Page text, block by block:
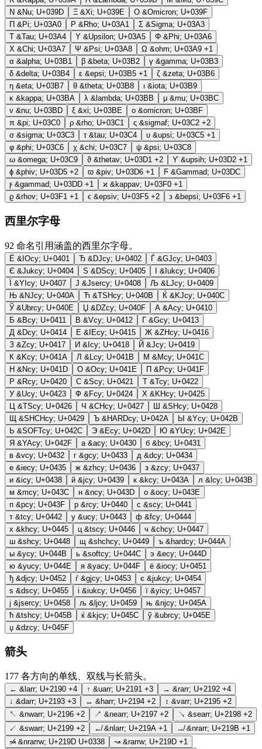
Ν &Nu; U+039D Ξ &Xi; U+039E Ο &Omicron; U+039F
Π &Pi; U+03A0 Ρ &Rho; U+03A1 Σ &Sigma; U+03A3
Τ &Tau; U+03A4 Υ &Upsilon; U+03A5 Φ &Phi; U+03A6
Χ &Chi; U+03A7 Ψ &Psi; U+03A8 Ω &ohm; U+03A9 +1
α &alpha; U+03B1 β &beta; U+03B2 γ &gamma; U+03B3
δ &delta; U+03B4 ε &epsi; U+03B5 +1 ζ &zeta; U+03B6
η &eta; U+03B7 θ &theta; U+03B8 ι &iota; U+03B9
κ &kappa; U+03BA λ &lambda; U+03BB μ &mu; U+03BC
ν &nu; U+03BD ξ &xi; U+03BE ο &omicron; U+03BF
π &pi; U+03C0 ρ &rho; U+03C1 ς &sigmaf; U+03C2 +2
σ &sigma; U+03C3 τ &tau; U+03C4 υ &upsi; U+03C5 +1
φ &phi; U+03C6 χ &chi; U+03C7 ψ &psi; U+03C8
ω &omega; U+03C9 ϑ &thetav; U+03D1 +2 ϒ &upsih; U+03D2 +1
ϕ &phiv; U+03D5 +2 ϖ &piv; U+03D6 +1 Ϝ &Gammad; U+03DC
ϝ &gammad; U+03DD +1 ϰ &kappav; U+03F0 +1
ϱ &rhov; U+03F1 +1 ϵ &epsiv; U+03F5 +2 ϶ &bepsi; U+03F6 +1
西里尔字母
92 命名引用涵盖的西里尔字母。
Ё &IOcy; U+0401 Ђ &DJcy; U+0402 Ѓ &GJcy; U+0403
Є &Jukcy; U+0404 Ѕ &DScy; U+0405 &Iukcy; U+0406
&YIcy; U+0407 Ј &Jsercy; U+0408 Љ &LJcy; U+0409
Њ &NJcy; U+040A Ћ &TSHcy; U+040B Ќ &KJcy; U+040C
Ў &Ubrcy; U+040E &DZcy; U+040F А &Acy; U+0410
Б &Bcy; U+0411 В &Vcy; U+0412 Г &Gcy; U+0413
Д &Dcy; U+0414 Е &IEcy; U+0415 Ж &ZHcy; U+0416
З &Zcy; U+0417 И &Icy; U+0418 Й &Jcy; U+0419
К &Kcy; U+041A Л &Lcy; U+041B М &Mcy; U+041C
Н &Ncy; U+041D О &Ocy; U+041E П &Pcy; U+041F
Р &Rcy; U+0420 С &Scy; U+0421 Т &Tcy; U+0422
У &Ucy; U+0423 Ф &Fcy; U+0424 Х &KHcy; U+0425
&TScy; U+0426 Ч &CHcy; U+0427 &SHcy; U+0428
&SHCHcy; U+0429 Ъ &HARDcy; U+042A Ы &Ycy; U+042B
Ь &SOFTcy; U+042C Э &Ecy; U+042D Ю &YUcy; U+042E
Я &YAcy; U+042F а &acy; U+0430 б &bcy; U+0431
в &vcy; U+0432 г &gcy; U+0433 д &dcy; U+0434
е &iecy; U+0435 ж &zhcy; U+0436 з &zcy; U+0437
и &icy; U+0438 й &jcy; U+0439 к &kcy; U+043A л &lcy; U+043B
м &mcy; U+043C н &ncy; U+043D о &ocy; U+043E
п &pcy; U+043F р &rcy; U+0440 с &scy; U+0441
т &tcy; U+0442 у &ucy; U+0443 ф &fcy; U+0444
х &khcy; U+0445 ц &tscy; U+0446 ч &chcy; U+0447
ш &shcy; U+0448 щ &shchcy; U+0449 ъ &hardcy; U+044A
ы &ycy; U+044B ь &softcy; U+044C э &ecy; U+044D
ю &yucy; U+044E я &yacy; U+044F ё &iocy; U+0451
ђ &djcy; U+0452 ѓ &gjcy; U+0453 є &jukcy; U+0454
ѕ &dscy; U+0455 і &iukcy; U+0456 ї &yicy; U+0457
ј &jsercy; U+0458 љ &ljcy; U+0459 њ &njcy; U+045A
ћ &tshcy; U+045B ќ &kjcy; U+045C ў &ubrcy; U+045E
џ &dzcy; U+045F
箭头
177 各方向的单线、双线与长箭头。
← &larr; U+2190 +4 ↑ &uarr; U+2191 +3 → &rarr; U+2192 +4
↓ &darr; U+2193 +3 ↔ &harr; U+2194 +2 ↕ &varr; U+2195 +2
↖ &nwarr; U+2196 +2 ↗ &nearr; U+2197 +2 ↘ &searr; U+2198 +2
↙ &swarr; U+2199 +2 ↚ &nlarr; U+219A +1 ↛ &nrarr; U+219B +1
↝̸ &nrarrw; U+219D U+0338 ↝ &rarrw; U+219D +1